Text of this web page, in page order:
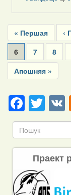
Pagination
First
page
« Першая ‹
Current
page
6 Page
7 Page
8
Last
page
Апошняя »
Праект